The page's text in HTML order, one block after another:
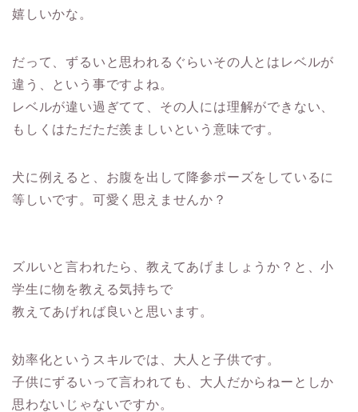
嬉しいかな。
だって、ずるいと思われるぐらいその人とはレベルが
違う、という事ですよね。
レベルが違い過ぎてて、その人には理解ができない、
もしくはただただ羨ましいという意味です。
犬に例えると、お腹を出して降参ポーズをしているに
等しいです。可愛く思えませんか？
ズルいと言われたら、教えてあげましょうか？と、小
学生に物を教える気持ちで
教えてあげれば良いと思います。
効率化というスキルでは、大人と子供です。
子供にずるいって言われても、大人だからねーとしか
思わないじゃないですか。